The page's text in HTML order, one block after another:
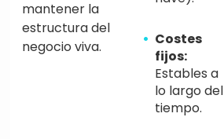
mantener la
estructura del
negocio viva.
Costes
fijos:
Estables a
lo largo del
tiempo.